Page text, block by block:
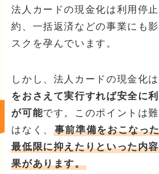
法人カードの現金化は利用停
約、一括返済などの事業にも
スクを孕んでいます。
しかし、法人カードの現金化は
をおさえて実行すれば安全に
が可能です。このポイントは
はなく、 事前準備をおこなっ
最低限に抑えたりといった内
果があります。